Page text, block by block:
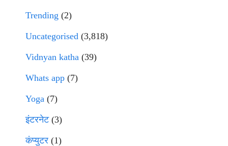
Trending (2)
Uncategorised (3,818)
Vidnyan katha (39)
Whats app (7)
Yoga (7)
इंटरनेट(3)
कंप्युटर (1)